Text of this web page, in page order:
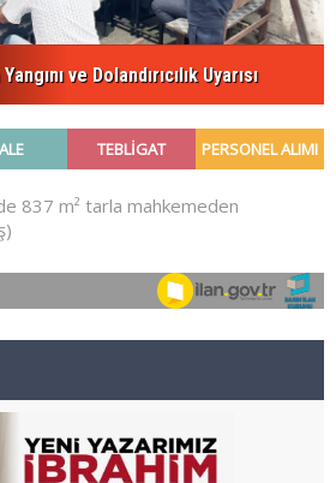
ve Dolandırıcılık Uyarısı